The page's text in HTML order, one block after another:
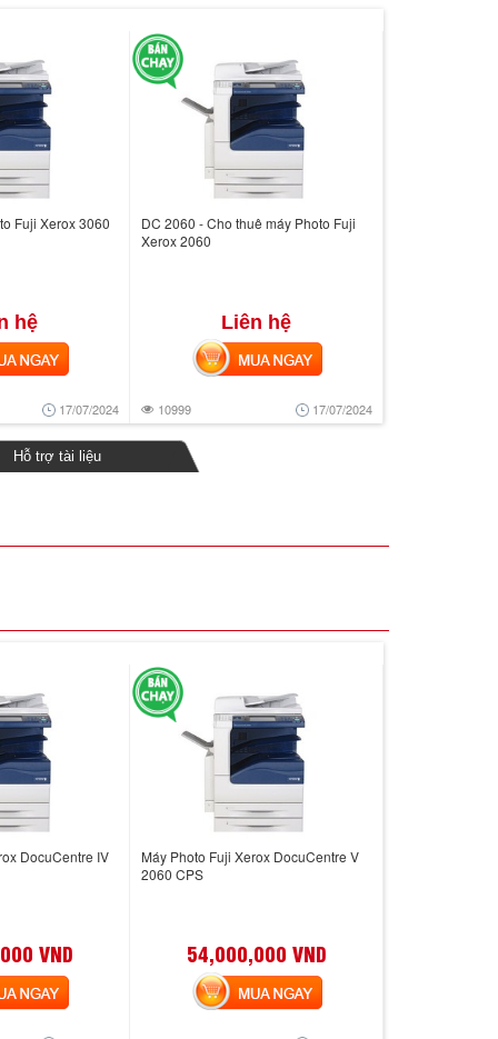
Fuji Xerox 3060
hệ
17/07/2024
DC 2060 - Cho thuê máy Photo Fuji
Xerox 2060
Liên hệ
10999 17/07/2024
MUA NGAY
Hỗ trợ tài liệu
DocuCentre IV
VND
Máy Photo Fuji Xerox DocuCentre V
2060 CPS
54,000,000 VND
MUA NGAY